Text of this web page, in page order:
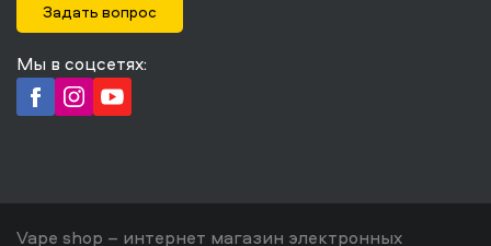
Задать вопрос
Мы в соцсетях:
Vape shop – интернет магазин электронных